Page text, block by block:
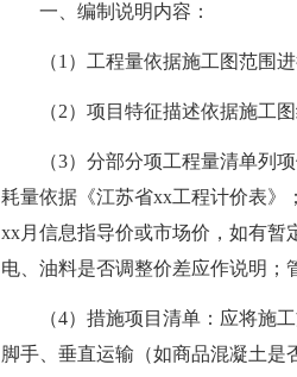
一、编制说明内容：
（1）工程量依据施工图范围
（2）项目特征描述依据施工图
（3）分部分项工程量清单列
耗量依据《江苏省xx工程计价表》
xx月信息指导价或市场价，如有暂
电、油料是否调整价差应作说明；
（4）措施项目清单：应将施
脚手、垂直运输（如商品混凝土